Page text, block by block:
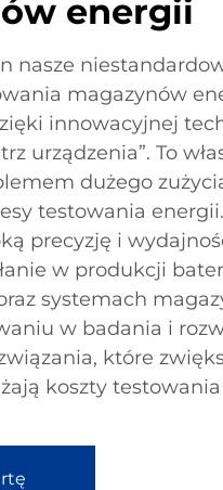
energii
nasze
magazynów
innowacyjnej
urządzenia”. To
dużego
testowania
precyzję i
w produkcji
systemach
w badania i
które
koszty